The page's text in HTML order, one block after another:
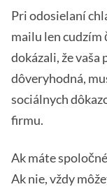
Pri odosielaní
mailu len cudzím
dokázali, že vaša
dôveryhodná,
sociálnych
firmu.
Ak máte
Ak nie, vždy